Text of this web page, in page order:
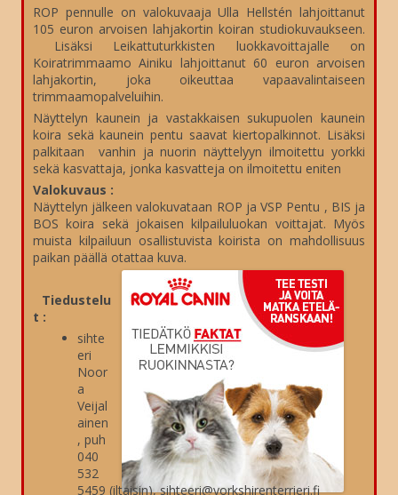
ROP pennulle on valokuvaaja Ulla Hellstén lahjoittanut
105 euron arvoisen lahjakortin koiran studiokuvaukseen.
Lisäksi Leikattuturkkisten luokkavoittajalle on
Koiratrimmaamo Ainiku lahjoittanut 60 euron arvoisen
lahjakortin, joka oikeuttaa vapaavalintaiseen
trimmaamopalveluihin.
Näyttelyn kaunein ja vastakkaisen sukupuolen kaunein
koira sekä kaunein pentu saavat kiertopalkinnot. Lisäksi
palkitaan vanhin ja nuorin näyttelyyn ilmoitettu yorkki
sekä kasvattaja, jonka kasvatteja on ilmoitettu eniten
Valokuvaus :
Näyttelyn jälkeen valokuvataan ROP ja VSP Pentu , BIS ja
BOS koira sekä jokaisen kilpailuluokan voittajat. Myös
muista kilpailuun osallistuvista koirista on mahdollisuus
paikan päällä otattaa kuva.
Tiedustelu
t :
sihte
eri
Noor
a
Veijal
ainen
, puh
040
532
5459 (iltaisin), sihteeri@yorkshirenterrieri.fi